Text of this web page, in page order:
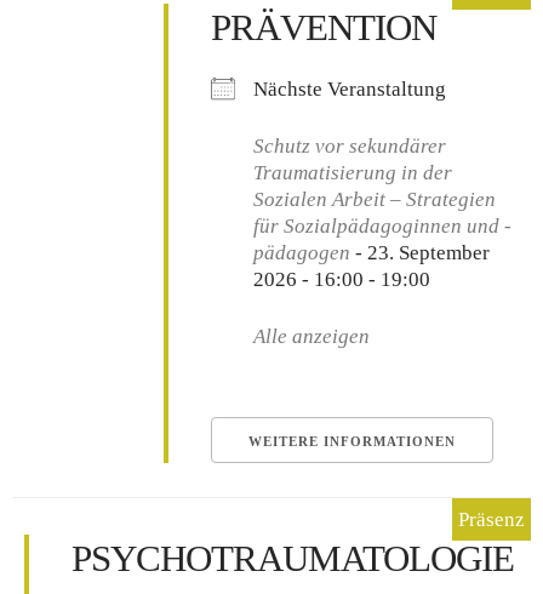
PRÄVENTION
Nächste Veranstaltung
Schutz vor sekundärer
Traumatisierung in der
Sozialen Arbeit – Strategien
für Sozialpädagoginnen und -
pädagogen - 23. September
2026 - 16:00 - 19:00
Alle anzeigen
WEITERE INFORMATIONEN
PSYCHOTRAUMATOLOGIE